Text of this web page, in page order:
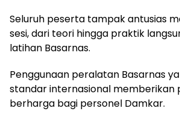
Seluruh peserta tampak antusias
sesi, dari teori hingga praktik
latihan Basarnas.
Penggunaan peralatan Basarnas
standar internasional memberikan
berharga bagi personel Damkar.